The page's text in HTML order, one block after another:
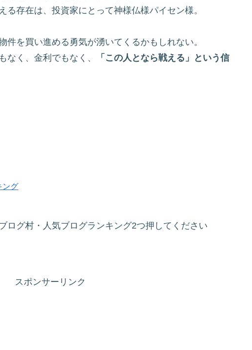
る存在は、投資家にとって神様仏様パイセン様。
件を買い進める勇気が湧いてくるかもしれない。
なく、金利でもなく、
「この人となら戦える」という信
ング
グ村・人気ブログランキング2つ押してください
スポンサーリンク